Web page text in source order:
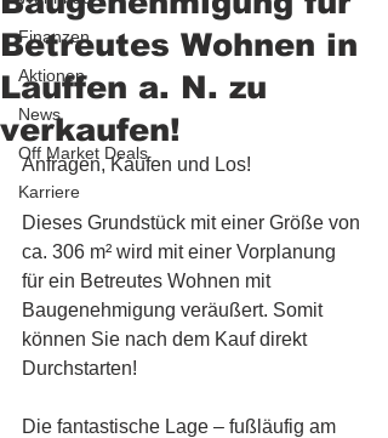
Finanzen
Aktionen
News
Off Market Deals
Karriere
Betreutes Wohnen in
Lauffen a. N. zu
verkaufen!
Anfragen, Kaufen und Los!
Dieses Grundstück mit einer Größe von
ca. 306 m² wird mit einer Vorplanung
für ein Betreutes Wohnen mit
Baugenehmigung veräußert. Somit
können Sie nach dem Kauf direkt
Durchstarten!
Die fantastische Lage – fußläufig am